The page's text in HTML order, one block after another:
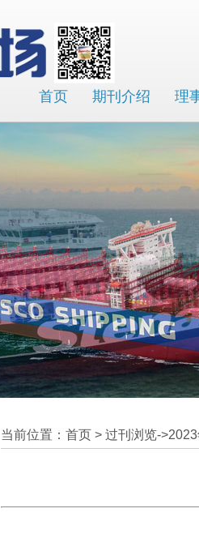
首页 期刊介绍 理
当前位置：首页 > 过刊浏览->